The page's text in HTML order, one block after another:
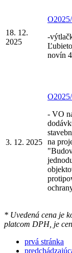
18. 12.
2025
-
novín
3. 12. 2025
- VO
na
* Uvedená cena je
platcom DPH, je
prvá stránka